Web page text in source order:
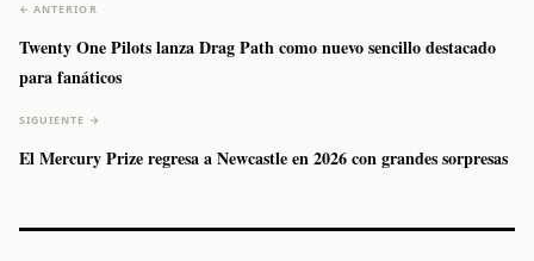
← ANTERIOR
Twenty One Pilots lanza Drag Path como nuevo sencillo destacado
para fanáticos
SIGUIENTE →
El Mercury Prize regresa a Newcastle en 2026 con grandes sorpresas